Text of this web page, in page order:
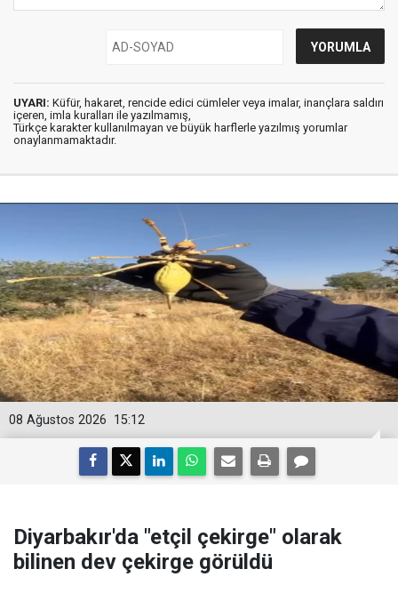
UYARI: Küfür, hakaret, rencide edici cümleler veya imalar, inançlara saldırı
içeren, imla kuralları ile yazılmamış,
Türkçe karakter kullanılmayan ve büyük harflerle yazılmış yorumlar
onaylanmamaktadır.
15:12
08 Ağustos 2026
Diyarbakır'da "etçil çekirge" olarak
bilinen dev çekirge görüldü